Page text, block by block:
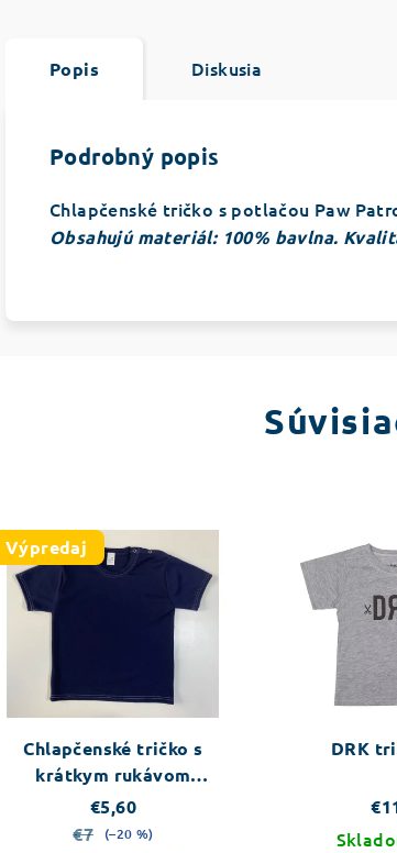
Popis Diskusia
Podrobný popis
Chlapčenské tričko s potlačou Paw
Obsahujú materiál: 100% bavlna.
Výpredaj
Chlapčenské tričko s
krátkym rukávom
tmavomodré
€5,60
€7
(–20 %)
DRK